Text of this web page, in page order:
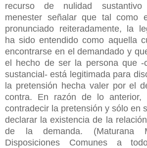
recurso de nulidad
menester señalar que tal como
pronunciado reiteradamente, la
ha sido entendido como aquella
encontrarse en el demandado y
el hecho de ser la persona que -
sustancial- está legitimada para
la pretensión hecha valer por el
contra. En razón de lo anterior,
contradecir la pretensión y sólo en
declarar la existencia de la
de la demanda. (Maturana
Disposiciones Comunes a